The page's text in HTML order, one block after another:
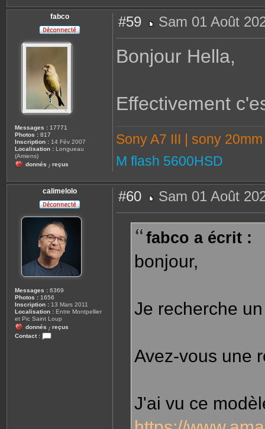
fabco
Messages : 17771
Photos : 817
Inscription : 14 Fév 2007
Localisation : Longueau
(Amiens)
donnés / reçus
#59
e
a
Sam 01 Août
Bonjour Hella,
Effectivement
Sony A7 III | sony
M flash 5600HSD
calimelolo
Messages : 6369
Photos : 1656
Inscription : 13 Mars 2011
Localisation : Entre Montpellier
et Pic Saint Loup
donnés / reçus
Contact :
#60
e
g
Sam 01 Août
fabco a écrit :
bonjour,
Je recherche
Avez-vous une
J'ai vu ce